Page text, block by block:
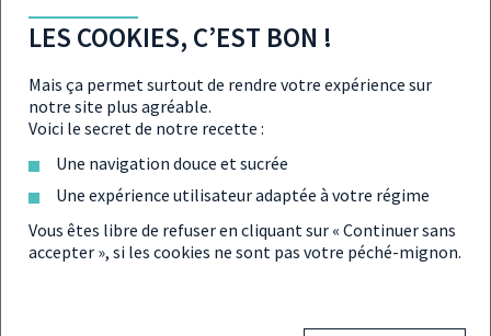
LMNP
L’aide Covid accessible aux LMNP,
L’avantage fiscal des locations
touristiques vit-il ses dernières heures
en 2023 ?
LES COOKIES, C’EST BON !
Mais ça permet surtout de rendre votre expérience sur
notre site plus agréable.
Voici le secret de notre recette :
Une navigation douce et sucrée
Une expérience utilisateur adaptée à votre régime
Vous êtes libre de refuser en cliquant sur « Continuer sans
accepter », si les cookies ne sont pas votre péché-mignon.